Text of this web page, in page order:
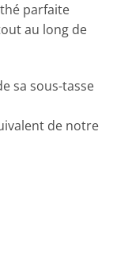
parfaite
au long de
sa sous-tasse
de notre